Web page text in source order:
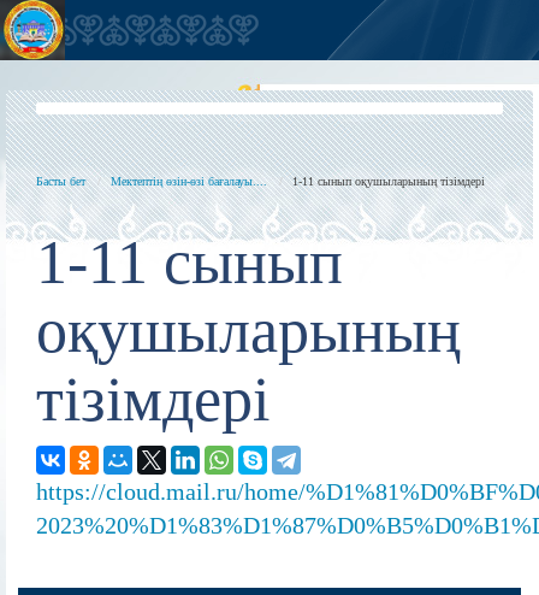
Басты бет Мектептің өзін-өзі бағалауы.... 1-11 сынып оқушыларының тізімдері
1-11 сынып
оқушыларының
тізімдері
https://cloud.mail.ru/home/